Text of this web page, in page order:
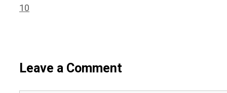
10
Leave a Comment